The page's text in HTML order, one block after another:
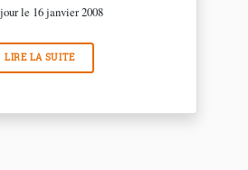
le 16 janvier 2008
LIRE LA SUITE